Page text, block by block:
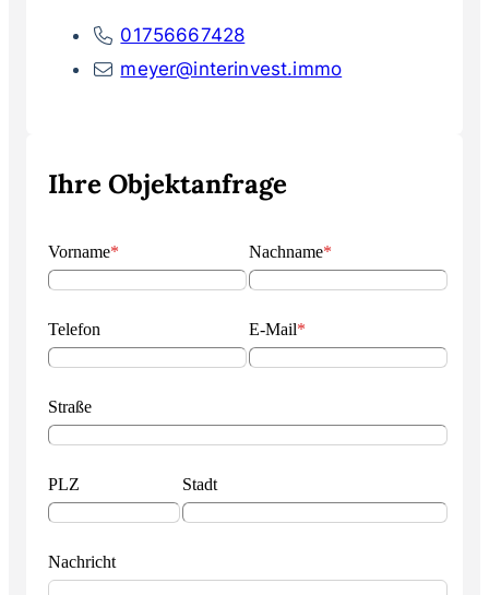
01756667428
meyer@interinvest.immo
Ihre Objektanfrage
Vorname* Nachname*
Telefon E-Mail*
Straße
PLZ Stadt
Nachricht